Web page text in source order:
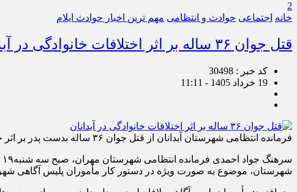
2
خانه اجتماعی حوادث و انتظامی مهم ترین اخبار حوادث ایلام
قتل جوان ۳۶ ساله بر اثر اختلافات خانوادگی در آبدانان
کد خبر : 30498
19 خرداد 1405 - 11:11
فرمانده انتظامی شهرستان آبدانان از قتل جوان ۳۶ ساله بدست پدر بر اثر خانوادگی در یکی از محلات شهرستان آبدانان خبر داد.
شهرستان، موضوع به صورت ویژه در دستور کار مأموران پلیس آگاهی